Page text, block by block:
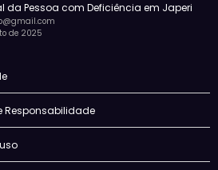
da Pessoa com Deficiência em Japeri
de 2025
Responsabilidade